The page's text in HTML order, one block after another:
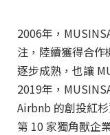
2006年，
注，陸續獲得合
逐步成熟，也讓
2019年，
Airbnb 的創投紅
第 10 家獨角獸企